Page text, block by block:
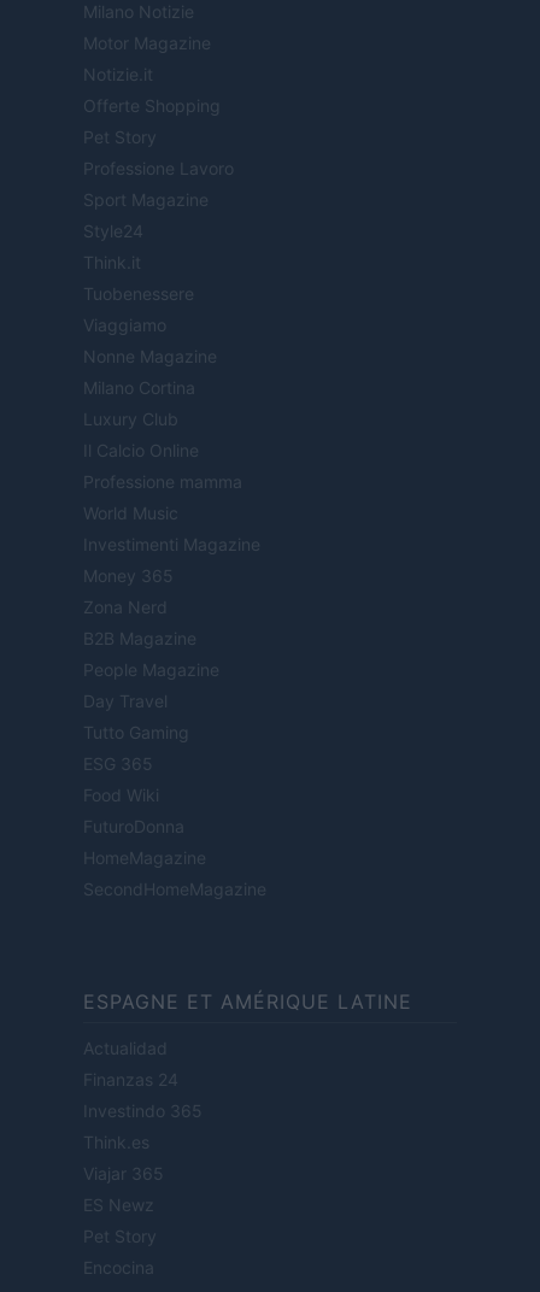
Milano Notizie
Motor Magazine
Notizie.it
Offerte Shopping
Pet Story
Professione Lavoro
Sport Magazine
Style24
Think.it
Tuobenessere
Viaggiamo
Nonne Magazine
Milano Cortina
Luxury Club
Il Calcio Online
Professione mamma
World Music
Investimenti Magazine
Money 365
Zona Nerd
B2B Magazine
People Magazine
Day Travel
Tutto Gaming
ESG 365
Food Wiki
FuturoDonna
HomeMagazine
SecondHomeMagazine
ESPAGNE ET AMÉRIQUE LATINE
Actualidad
Finanzas 24
Investindo 365
Think.es
Viajar 365
ES Newz
Pet Story
Encocina